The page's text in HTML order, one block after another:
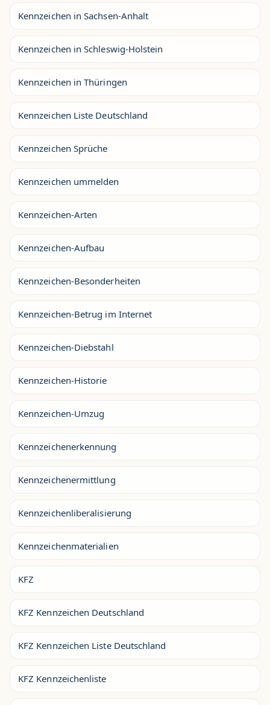
Kennzeichen in Sachsen-Anhalt
Kennzeichen in Schleswig-Holstein
Kennzeichen in Thüringen
Kennzeichen Liste Deutschland
Kennzeichen Sprüche
Kennzeichen ummelden
Kennzeichen-Arten
Kennzeichen-Aufbau
Kennzeichen-Besonderheiten
Kennzeichen-Betrug im Internet
Kennzeichen-Diebstahl
Kennzeichen-Historie
Kennzeichen-Umzug
Kennzeichenerkennung
Kennzeichenermittlung
Kennzeichenliberalisierung
Kennzeichenmaterialien
KFZ
KFZ Kennzeichen Deutschland
KFZ Kennzeichen Liste Deutschland
KFZ Kennzeichenliste